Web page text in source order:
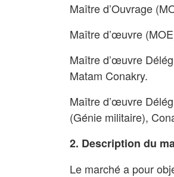
Maître d’Ouvrage
Maître d’œuvre
Maître d’œuvre
Matam Conakry.
Maître d’œuvre
(Génie militaire),
2. Description du
Le marché a pour